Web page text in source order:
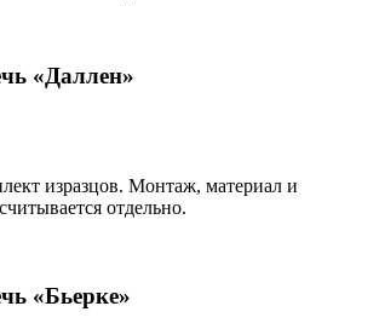
«Даллен»
изразцов. Монтаж, материал и
отдельно.
«Бьерке»